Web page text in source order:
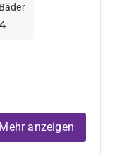
Bäder
Mehr anzeigen